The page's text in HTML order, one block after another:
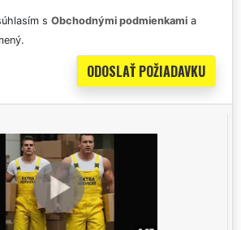
s Obchodnými podmienkami a